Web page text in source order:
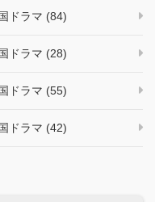
ドラマ (84)
ドラマ (28)
ドラマ (55)
ドラマ (42)